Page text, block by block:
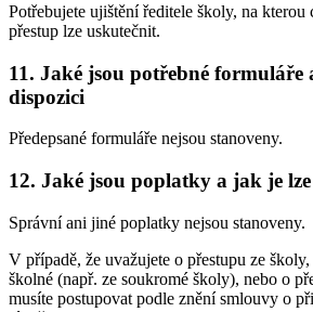
Potřebujete ujištění ředitele školy, na kterou
přestup lze uskutečnit.
11. Jaké jsou potřebné formuláře
dispozici
Předepsané formuláře nejsou stanoveny.
12. Jaké jsou poplatky a jak je
Správní ani jiné poplatky nejsou stanoveny.
V případě, že uvažujete o přestupu ze
školné (např. ze soukromé školy), nebo o
musíte postupovat podle znění smlouvy o